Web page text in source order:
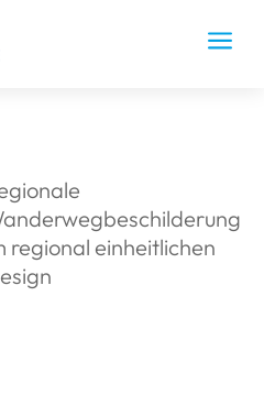
a
regional einheitlichen